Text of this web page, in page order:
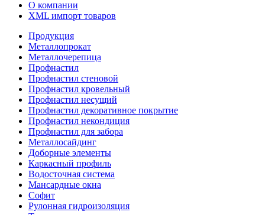
О компании
XML импорт товаров
Продукция
Металлопрокат
Металлочерепица
Профнастил
Профнастил стеновой
Профнастил кровельный
Профнастил несущий
Профнастил декоративное покрытие
Профнастил некондиция
Профнастил для забора
Металлосайдинг
Доборные элементы
Каркасный профиль
Водосточная система
Мансардные окна
Софит
Рулонная гидроизоляция